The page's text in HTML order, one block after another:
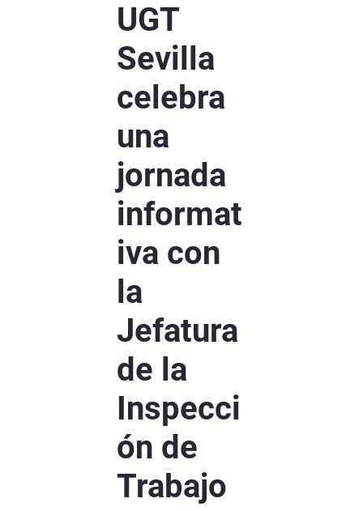
UGT
Sevilla
celebra
una
jornada
informat
iva con
la
Jefatura
de la
Inspecci
ón de
Trabajo